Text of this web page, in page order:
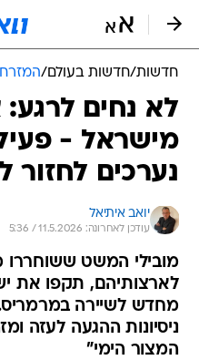
חדשות/חדשות בעולם/המזרח
לא נחים לרגע:
מישראל -
נערכים לחזור
יואב איתיאל
עודכן לאחרונה: 11.5.2026 / 5:36
מובילי המשט
לארצותיהם, תקפו את
מחדש לשיירה
ניסיונות ההגעה לעזה
המצור הימי"